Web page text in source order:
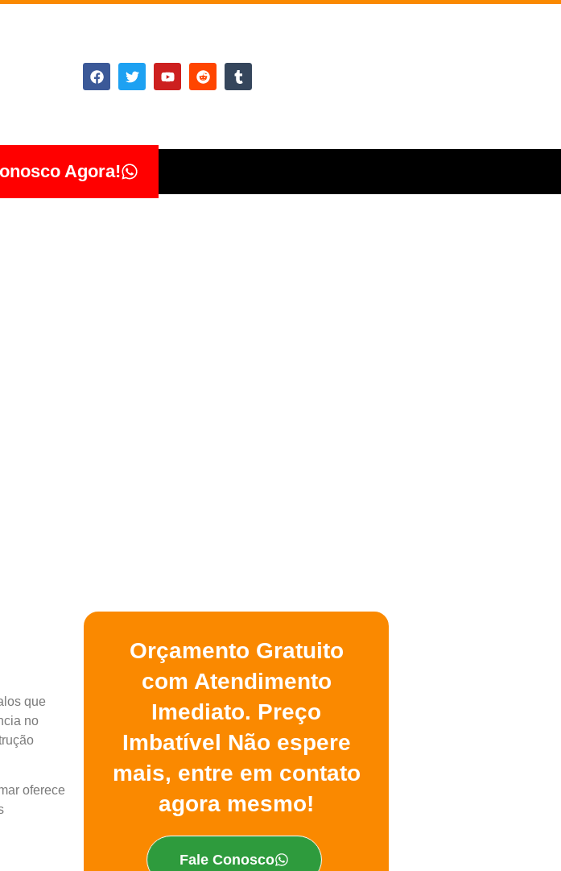
Agora!
que
no
oferece
Orçamento Gratuito
com Atendimento
Imediato. Preço
Imbatível Não espere
mais, entre em contato
agora mesmo!
Fale Conosco